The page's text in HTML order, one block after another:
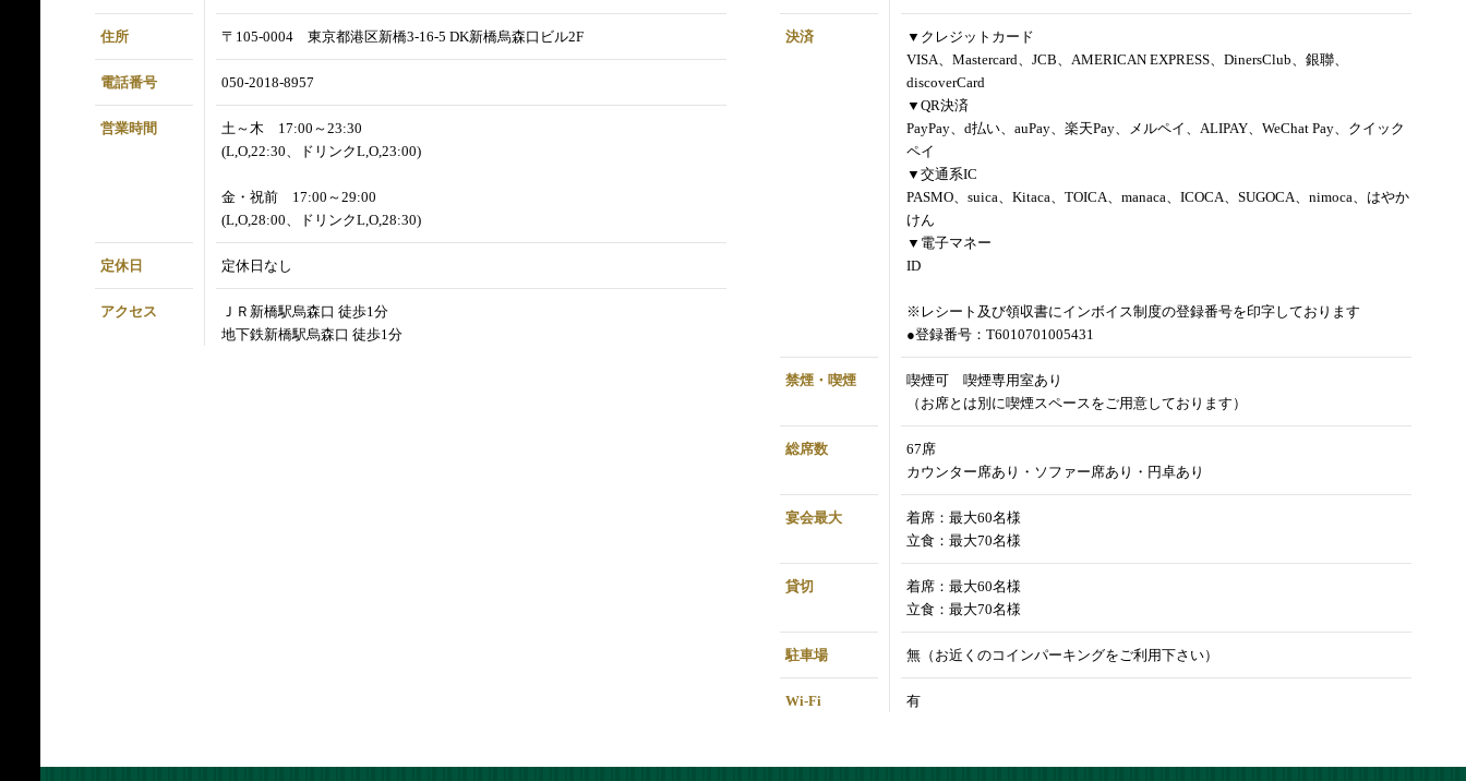
住所 〒105-0004 東京都港区新橋3-16-5 DK新橋烏森口ビル2F
電話番号 050-2018-8957
営業時間
土～木 17:00～23:30
(L,O,22:30、ドリンクL,O,23:00)
金・祝前 17:00～29:00
(L,O,28:00、ドリンクL,O,28:30)
定休日 定休日なし
アクセス
ＪＲ新橋駅烏森口 徒歩1分
地下鉄新橋駅烏森口 徒歩1分
決済
▼クレジットカード
VISA、Mastercard、JCB、AMERICAN EXPRESS、DinersClub、銀聯、
discoverCard
▼QR決済
PayPay、d払い、auPay、楽天Pay、メルペイ、ALIPAY、WeChat Pay、クイック
ペイ
▼交通系IC
PASMO、suica、Kitaca、TOICA、manaca、ICOCA、SUGOCA、nimoca、はやか
けん
▼電子マネー
ID
※レシート及び領収書にインボイス制度の登録番号を印字しております
●登録番号：T6010701005431
禁煙・喫煙
喫煙可 喫煙専用室あり
（お席とは別に喫煙スペースをご用意しております）
総席数
67席
カウンター席あり・ソファー席あり・円卓あり
宴会最大
着席：最大60名様
立食：最大70名様
貸切
着席：最大60名様
立食：最大70名様
駐車場 無（お近くのコインパーキングをご利用下さい）
Wi-Fi 有